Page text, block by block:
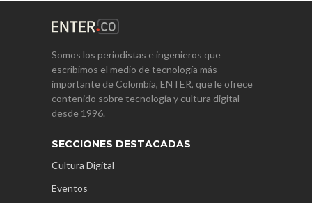
Somos los periodistas e ingenieros que
escribimos el medio de tecnología más
importante de Colombia, ENTER, que le ofrece
contenido sobre tecnología y cultura digital
desde 1996.
SECCIONES DESTACADAS
Cultura Digital
Eventos